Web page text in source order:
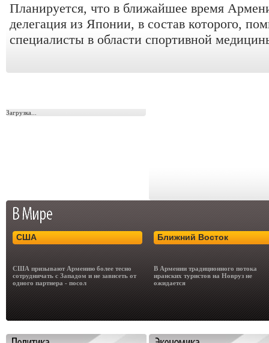
Планируется, что в ближайшее время
делегация из Японии, в состав которого,
специалисты в области спортивной
Загрузка...
США
США призывают Армению более тесно
сотрудничать с Западом и не зависеть от
одного партнера - посол
Ближний Восток
В Армении традиционного потока
иранских туристов на Новруз не
ожидается